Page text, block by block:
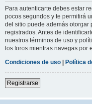
Para autenticarte debes estar
pocos segundos y te permitirá
del sitio puede además
registrados. Antes de
nuestros términos de uso y
los foros mientras navegas por
Condiciones de uso | Política
Registrarse